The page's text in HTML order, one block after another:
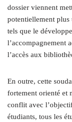
dossier viennent
potentiellement plus
tels que le
l’accompagnement
l’accès aux
En outre, cette
fortement orienté et
conflit avec
étudiants, tous les